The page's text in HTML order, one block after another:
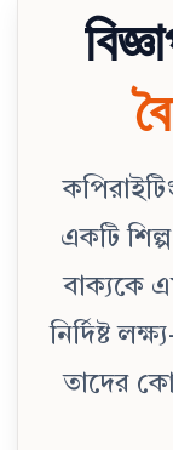
একটি
বাক্যকে
নির্দিষ্ট
তাদের